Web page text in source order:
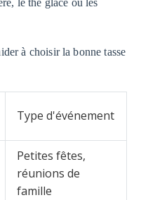
le thé glacé ou les
à choisir la bonne tasse
Type d'événement
Petites fêtes,
réunions de
famille